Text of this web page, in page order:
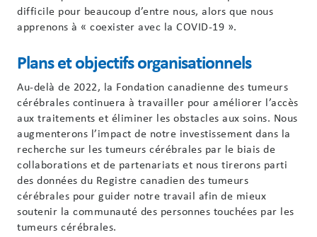
difficile pour beaucoup d’entre nous, alors que nous
apprenons à « coexister avec la COVID-19 ».
Plans et objectifs organisationnels
Au-delà de 2022, la Fondation canadienne des tumeurs
cérébrales continuera à travailler pour améliorer l’accès
aux traitements et éliminer les obstacles aux soins. Nous
augmenterons l’impact de notre investissement dans la
recherche sur les tumeurs cérébrales par le biais de
collaborations et de partenariats et nous tirerons parti
des données du Registre canadien des tumeurs
cérébrales pour guider notre travail afin de mieux
soutenir la communauté des personnes touchées par les
tumeurs cérébrales.